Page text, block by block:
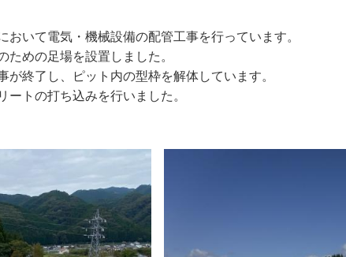
て電気・機械設備の配管工事を行っています。
足場を設置しました。
、ピット内の型枠を解体しています。
打ち込みを行いました。